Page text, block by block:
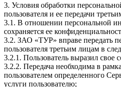
3. Условия обработки
пользователя и ее передачи
3.1. В отношении персональной
сохраняется ее
3.2. ЗАО «ТУР» вправе передать
пользователя третьим лицам в
3.2.1. Пользователь выразил свое
3.2.2. Передача необходима в
пользователем определенного
услуги пользователю;